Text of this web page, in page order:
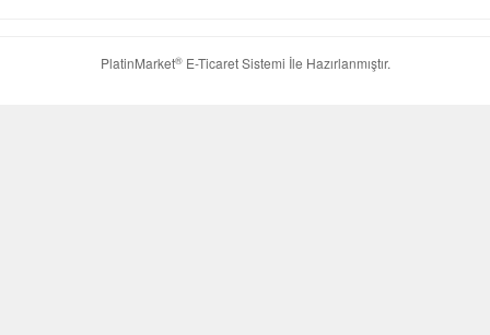
PlatinMarket®E-Ticaret Sistemi İle Hazırlanmıştır.